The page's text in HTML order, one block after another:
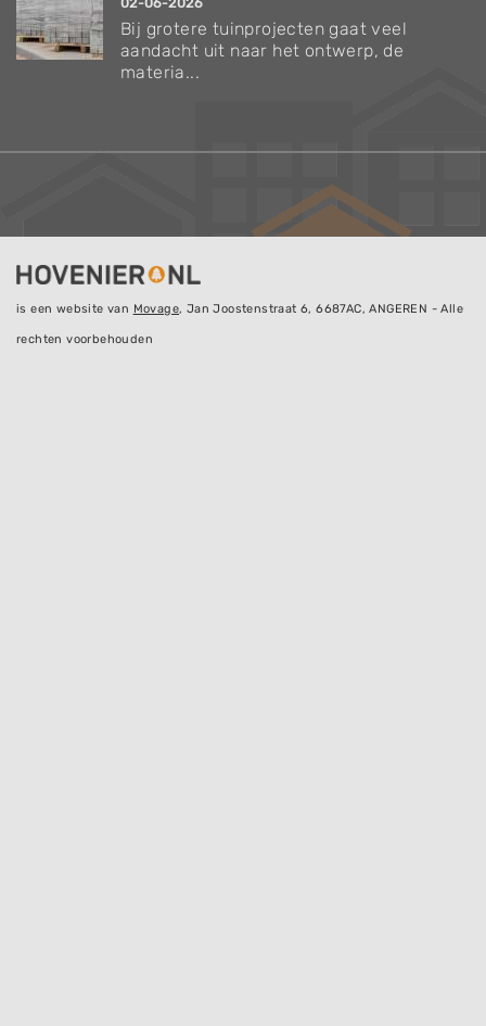
Bij grotere tuinprojecten gaat veel
aandacht uit naar het ontwerp, de
materia...
is een website van Movage, Jan Joostenstraat 6, 6687AC, ANGEREN - Alle
rechten voorbehouden